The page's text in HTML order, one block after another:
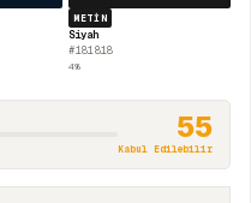
METIN
Siyah
#181818
4%
55
Kabul Edilebilir